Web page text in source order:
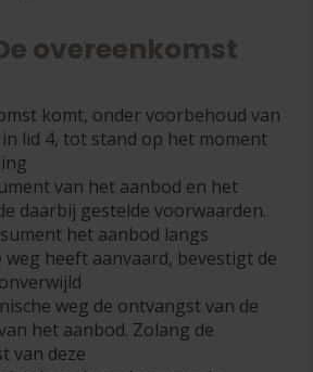
overeenkomst
komt, onder voorbehoud van
lid 4, tot stand op het moment
van het aanbod en het
daarbij gestelde voorwaarden.
het aanbod langs
heeft aanvaard, bevestigt de
weg de ontvangst van de
het aanbod. Zolang de
van deze